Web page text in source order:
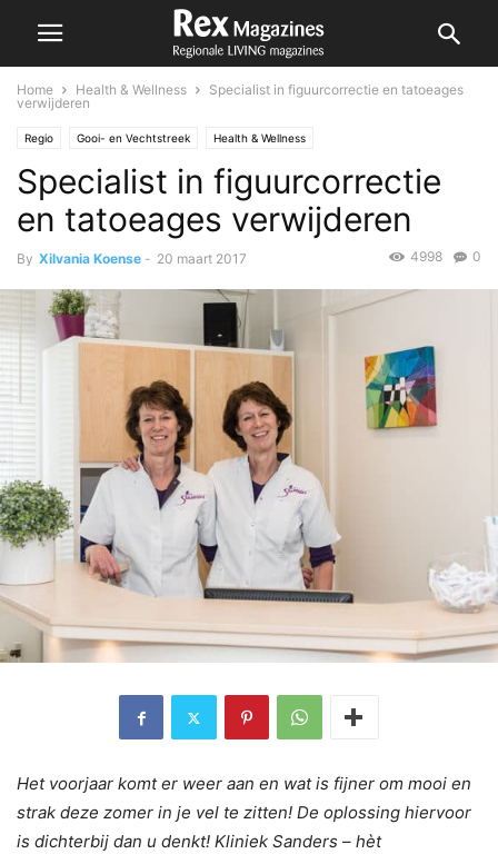
Home Health & Wellness
Specialist in figuurcorrectie en tatoeages
verwijderen
Regio Gooi- en Vechtstreek Health & Wellness
Specialist in figuurcorrectie
en tatoeages verwijderen
By Xilvania Koense - 20 maart 2017 0
4998
Het voorjaar komt er weer aan en wat is fijner om mooi en
strak deze zomer in je vel te zitten! De oplossing hiervoor
is dichterbij dan u denkt! Kliniek Sanders – hèt